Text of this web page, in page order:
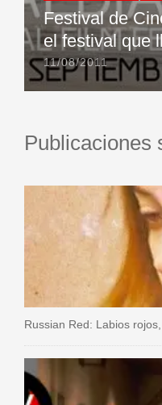
Festival de
el festival que
11/08/2011
Publicaciones
Russian Red: Labios